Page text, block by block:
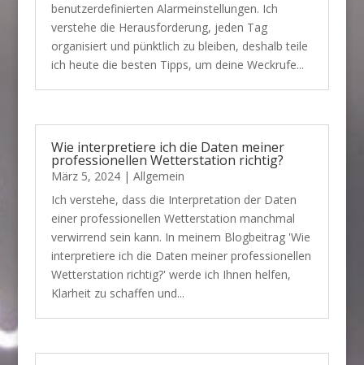
benutzerdefinierten Alarmeinstellungen. Ich
verstehe die Herausforderung, jeden Tag
organisiert und pünktlich zu bleiben, deshalb teile
ich heute die besten Tipps, um deine Weckrufe...
Wie interpretiere ich die Daten meiner
professionellen Wetterstation richtig?
März 5, 2024| Allgemein
Ich verstehe, dass die Interpretation der Daten
einer professionellen Wetterstation manchmal
verwirrend sein kann. In meinem Blogbeitrag 'Wie
interpretiere ich die Daten meiner professionellen
Wetterstation richtig?' werde ich Ihnen helfen,
Klarheit zu schaffen und...